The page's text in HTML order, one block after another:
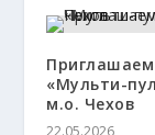
«Мульти-
м.о. Чехов
22.05.2026